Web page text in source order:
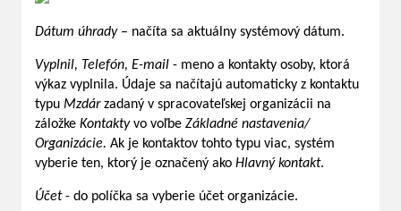
Dátum úhrady – načíta sa aktuálny systémový dátum.
Vyplnil, Telefón, E-mail - meno a kontakty osoby, ktorá
výkaz vyplnila. Údaje sa načítajú automaticky z kontaktu
typu Mzdárzadaný v spracovateľskej organizácii na
záložke Kontaktyvo voľbe Základné nastavenia/
Organizácie. Ak je kontaktov tohto typu viac, systém
vyberie ten, ktorý je označený ako Hlavný kontakt.
Účet- do políčka sa vyberie účet organizácie.